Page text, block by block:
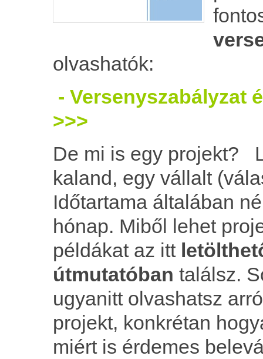
olvashatók:
-
>>>
De mi is egy projekt?
kaland, egy vállalt
Időtartama általában
hónap. Miből lehet
példákat az itt
útmutatóban találsz.
ugyanitt olvashatsz
projekt, konkrétan
miért is érdemes